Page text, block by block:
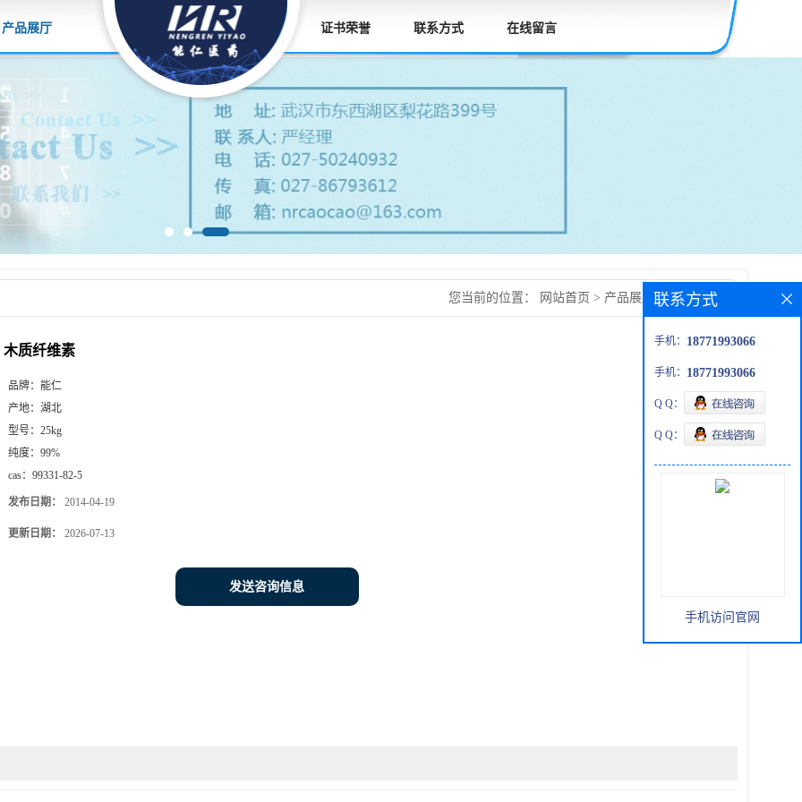
产品展厅 证书荣誉 联系方式 在线留言
您当前的位置： 网站首页 > 产品展厅 >木质纤维素
木质纤维素
品牌： 能仁
产地： 湖北
型号： 25kg
纯度： 99%
cas： 99331-82-5
发布日期： 2014-04-19
更新日期： 2026-07-13
发送咨询信息
联系方式
手机： 18771993066
手机： 18771993066
Q Q：
Q Q：
手机访问官网